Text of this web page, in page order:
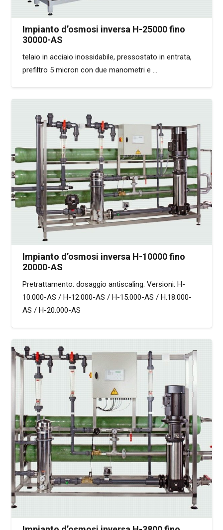
Impianto d’osmosi inversa H-25000 fino
30000-AS
telaio in acciaio inossidabile, pressostato in entrata,
prefiltro 5 micron con due manometri e …
Impianto d’osmosi inversa H-10000 fino
20000-AS
Pretrattamento: dosaggio antiscaling. Versioni: H-
10.000-AS / H-12.000-AS / H-15.000-AS / H.18.000-
AS / H-20.000-AS